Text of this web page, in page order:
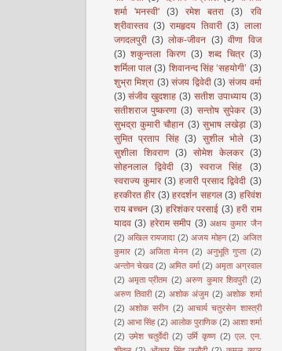
शर्मा 'मनस्वी'
(3) रमेश बतरा (3)
रवि
श्रीवास्तव (3) रामहृदय तिवारी (3) लाला
जगदलपुरी (3) लोक-जीवन (3) वीणा विज
(3) शकुन्तला किरण (3) शब्द चित्र (3)
शर्मिला पाल (3) शिवानन्द सिंह ‘सहयोगी’ (3)
शुभ्रा मिश्रा (3) संजय द्विवेदी (3) संजय वर्मा
(3) संजीव खुदशाह (3) सतीश उपाध्याय (3)
सतीशराज पुष्करणा (3) सन्तोष सुपेकर (3)
सुभद्रा कुमारी चौहान (3) सुभाष लखेड़ा (3)
सुमित प्रताप सिंह (3) सुशील भोले (3)
सुशीला शिवराण
(3) सोमेश केलकर
(3)
सोहनलाल द्विवेदी
(3) स्वराज सिंह
(3)
स्वराज्य कुमार (3) हजारी प्रसाद द्विवेदी (3)
हरकीरत हीर (3) हरदर्शन सहगल (3) हरिवंश
राय बच्चन (3) हरिशंकर परसाई (3) हरी राम
यादव (3) हरेराम समीप (3) अक्षय कुमार जैन
(2) अखिल रायजादा (2) अजय मोहन (2) अजित
कुमार (2) अजिता मेनन (2) अनुभूति गुप्ता (2)
अन्तोन चेखव (2) अमित वर्मा (2) अमृता अग्रवाल
(2) अमृता प्रीतम (2) अरुण कुमार शिवपुरी (2)
अरुण तिवारी (2) अशोक अंजुम (2) अशोक शर्मा
(2) अशोक सरीन (2) आचार्य चतुरसेन शास्त्री
(2) आभा सिंह (2) आलोक पुराणिक (2) आशा शर्मा
(2) उमेश चतुर्वेदी (2) उर्मि कृष्ण (2) एल. एन.